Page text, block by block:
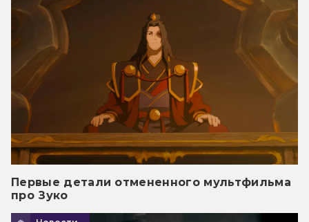
Первые детали отмененного мультфильма
про Зуко